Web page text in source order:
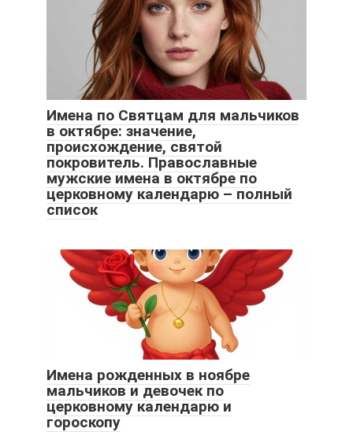
Имена по Святцам для мальчиков
в октябре: значение,
происхождение, святой
покровитель. Православные
мужские имена в октябре по
церковному календарю – полный
список
Имена рожденных в ноябре
мальчиков и девочек по
церковному календарю и
гороскопу